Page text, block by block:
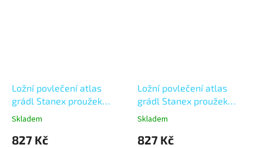
Ložní povlečení atlas
grádl Stanex proužek
meruňkový (LS902),
x 70, Zip
Skladem
827 Kč
Ložní povlečení atlas
grádl Stanex proužek
starorůžový (LS908),
70, Zip
Skladem
827 Kč